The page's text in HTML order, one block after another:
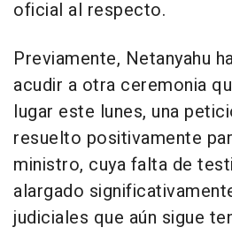
oficial al respecto.
Previamente, Netanyahu
acudir a otra ceremonia
lugar este lunes, una
resuelto positivamente
ministro, cuya falta de
alargado
judiciales que aún sigue